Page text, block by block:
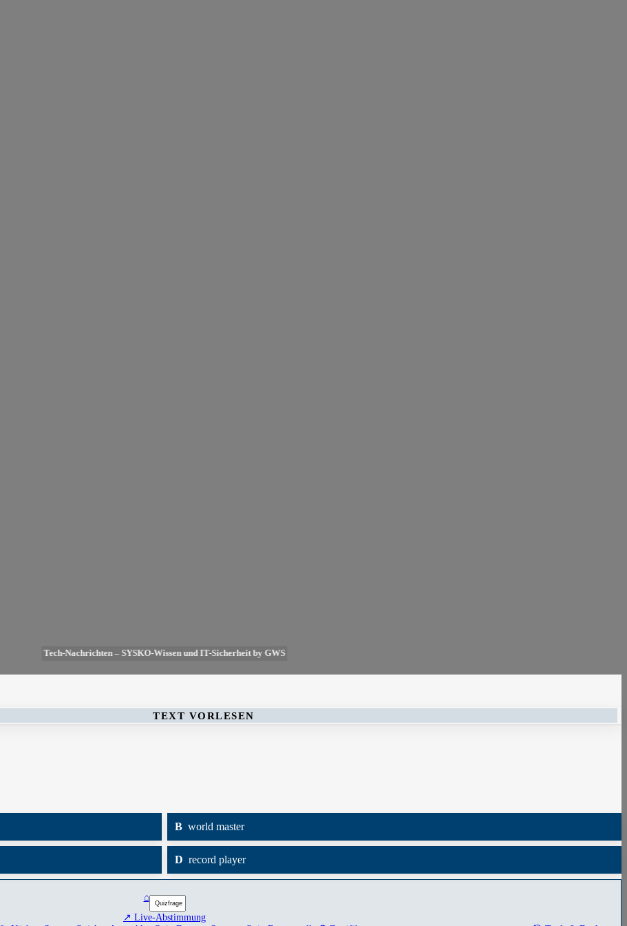
Tech-Nachrichten – SYSKO-Wissen und IT-Sicherheit by GWS
TEXT VORLESEN
B world master
D record player
⌂
↗ Live-Abstimmung